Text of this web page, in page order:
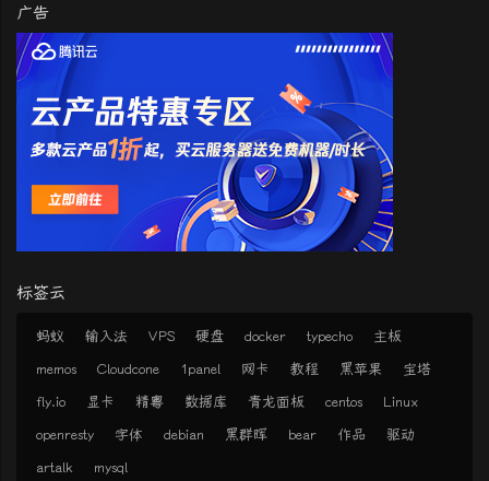
广告
标签云
蚂蚁 输入法 VPS 硬盘 docker typecho
主板
memos
Cloudcone 1panel 网卡 教程 黑苹果
宝塔
fly.io
显卡 精粤 数据库 青龙面板 centos
Linux
openresty
字体 debian 黑群晖 bear 作品
驱动
artalk
mysql